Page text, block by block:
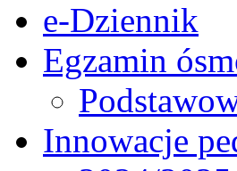
e-Dziennik
Egzamin
Innowacje